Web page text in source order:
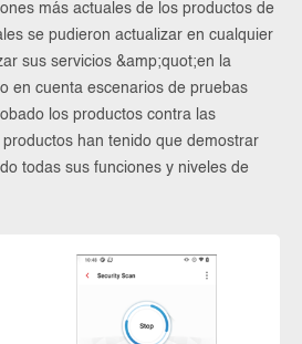
más actuales de los productos de
se pudieron actualizar en cualquier
sus servicios &amp;quot;en la
en cuenta escenarios de pruebas
los productos contra las
han tenido que demostrar
todas sus funciones y niveles de